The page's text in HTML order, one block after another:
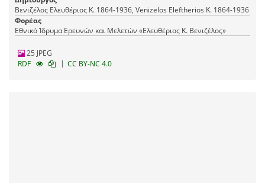
Βενιζέλος Ελευθέριος Κ. 1864-1936, Venizelos Eleftherios K. 1864-1936
Φορέας
Εθνικό Ίδρυμα Ερευνών και Μελετών «Ελευθέριος Κ. Βενιζέλος»
25 JPEG
RDF
| CC BY-NC 4.0